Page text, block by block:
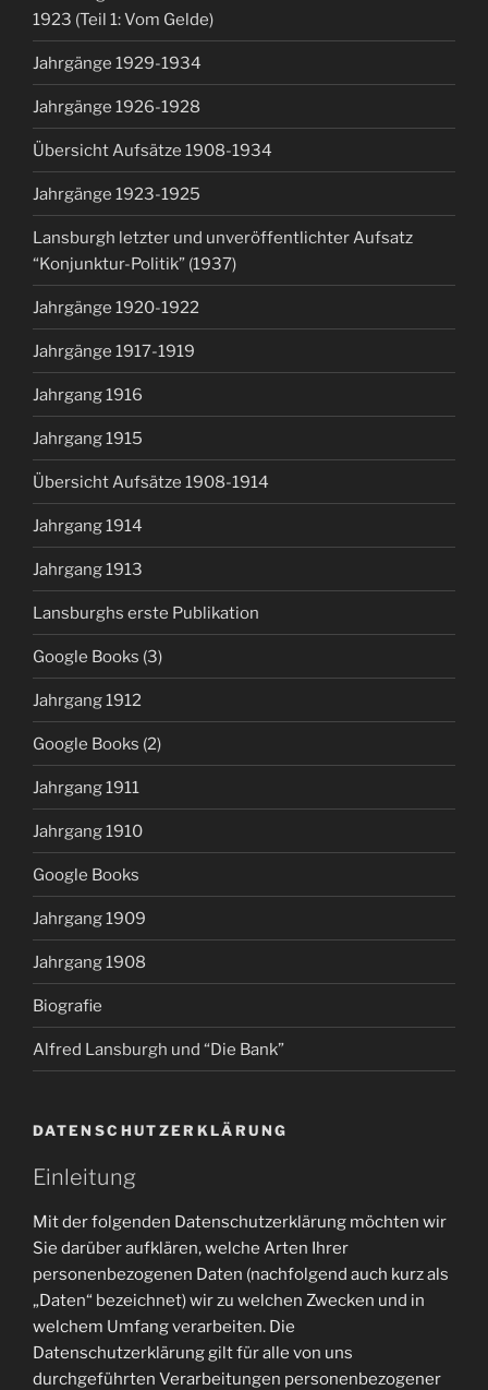
1923 (Teil 1: Vom Gelde)
Jahrgänge 1929-1934
Jahrgänge 1926-1928
Übersicht Aufsätze 1908-1934
Jahrgänge 1923-1925
Lansburgh letzter und unveröffentlichter Aufsatz
“Konjunktur-Politik” (1937)
Jahrgänge 1920-1922
Jahrgänge 1917-1919
Jahrgang 1916
Jahrgang 1915
Übersicht Aufsätze 1908-1914
Jahrgang 1914
Jahrgang 1913
Lansburghs erste Publikation
Google Books (3)
Jahrgang 1912
Google Books (2)
Jahrgang 1911
Jahrgang 1910
Google Books
Jahrgang 1909
Jahrgang 1908
Biografie
Alfred Lansburgh und “Die Bank”
DATENSCHUTZERKLÄRUNG
Einleitung
Mit der folgenden Datenschutzerklärung möchten wir
Sie darüber aufklären, welche Arten Ihrer
personenbezogenen Daten (nachfolgend auch kurz als
„Daten“ bezeichnet) wir zu welchen Zwecken und in
welchem Umfang verarbeiten. Die
Datenschutzerklärung gilt für alle von uns
durchgeführten Verarbeitungen personenbezogener